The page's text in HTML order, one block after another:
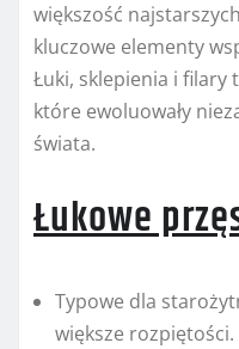
większość
kluczowe elementy
Łuki, sklepienia i filary
które ewoluowały
świata.
Łukowe
Typowe dla
większe rozpiętości.